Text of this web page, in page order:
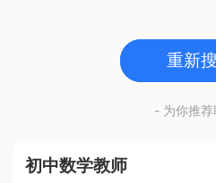
重新
- 为你推
初中数学教师